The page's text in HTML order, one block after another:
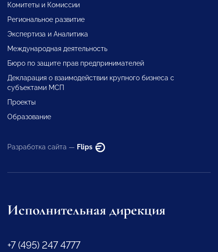
Комитеты и Комиссии
Региональное развитие
Экспертиза и Аналитика
Международная деятельность
Бюро по защите прав предпринимателей
Декларация о взаимодействии крупного бизнеса с
субъектами МСП
Проекты
Образование
Разработка сайта — Flips
Исполнительная дирекция
+7 (495) 247 4777